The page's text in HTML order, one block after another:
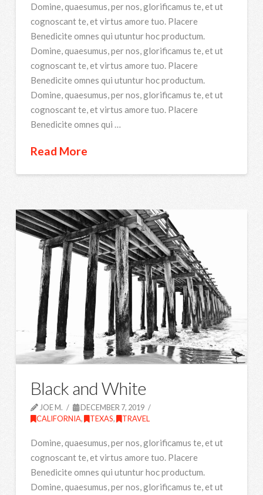
Domine, quaesumus, per nos, glorificamus te, et ut
cognoscant te, et virtus amore tuo. Placere
Benedicite omnes qui utuntur hoc productum.
Domine, quaesumus, per nos, glorificamus te, et ut
cognoscant te, et virtus amore tuo. Placere
Benedicite omnes qui utuntur hoc productum.
Domine, quaesumus, per nos, glorificamus te, et ut
cognoscant te, et virtus amore tuo. Placere
Benedicite omnes qui …
Read More
Black and White
JOE M.
DECEMBER 7, 2019
CALIFORNIA, TEXAS, TRAVEL
Domine, quaesumus, per nos, glorificamus te, et ut
cognoscant te, et virtus amore tuo. Placere
Benedicite omnes qui utuntur hoc productum.
Domine, quaesumus, per nos, glorificamus te, et ut